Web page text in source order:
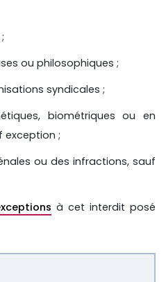
ou philosophiques ;
syndicales ;
biométriques ou en
exception ;
ou des infractions, sauf
à cet interdit posé